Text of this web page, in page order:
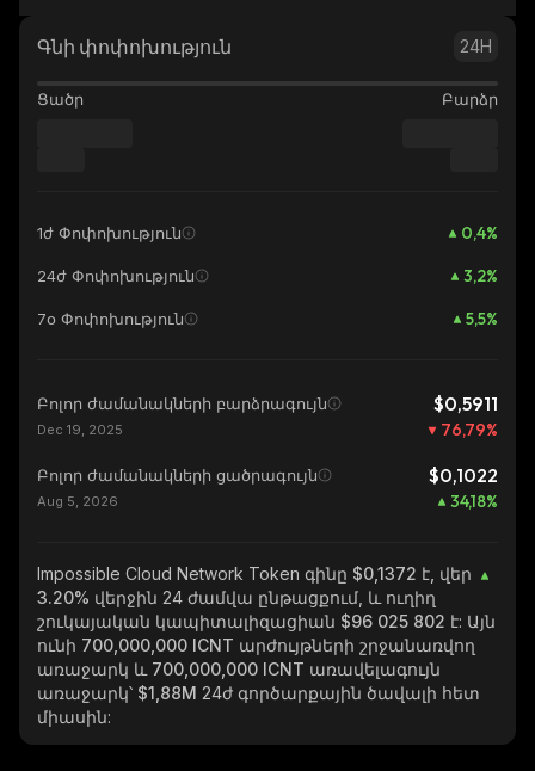
Գնի փոփոխություն 24H
Ցածր Բարձր
1ժ Փոփոխություն 0,4%
24ժ Փոփոխություն 3,2%
7օ Փոփոխություն 5,5%
Բոլոր ժամանակների բարձրագույն $0,5911
Dec 19, 2025 76,79%
Բոլոր ժամանակների ցածրագույն $0,1022
Aug 5, 2026 34,18%
Impossible Cloud Network Token գինը $0,1372 է, վեր
3.20% վերջին 24 ժամվա ընթացքում, և ուղիղ
շուկայական կապիտալիզացիան $96 025 802 է: Այն
ունի 700,000,000 ICNT արժույթների շրջանառվող
առաջարկ և 700,000,000 ICNT առավելագույն
առաջարկ՝ $1,88M 24ժ գործարքային ծավալի հետ
միասին: